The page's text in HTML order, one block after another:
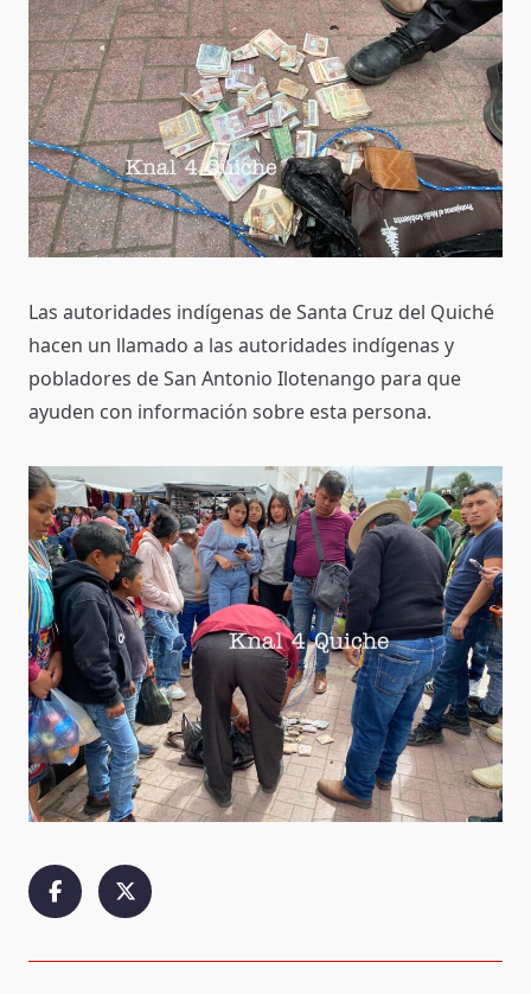
Las autoridades indígenas de Santa Cruz del Quiché
hacen un llamado a las autoridades indígenas y
pobladores de San Antonio Ilotenango para que
ayuden con información sobre esta persona.